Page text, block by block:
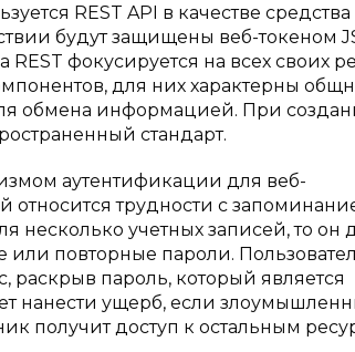
REST API в качестве средства
будут защищены веб-токеном
фокусируется на всех своих
для них характерны
обмена информацией. При
стандарт.
аутентификации для веб-
трудности с
несколько учетных записей, то он
повторные пароли.
раскрыв пароль, который является
нанести ущерб, если
получит доступ к остальным